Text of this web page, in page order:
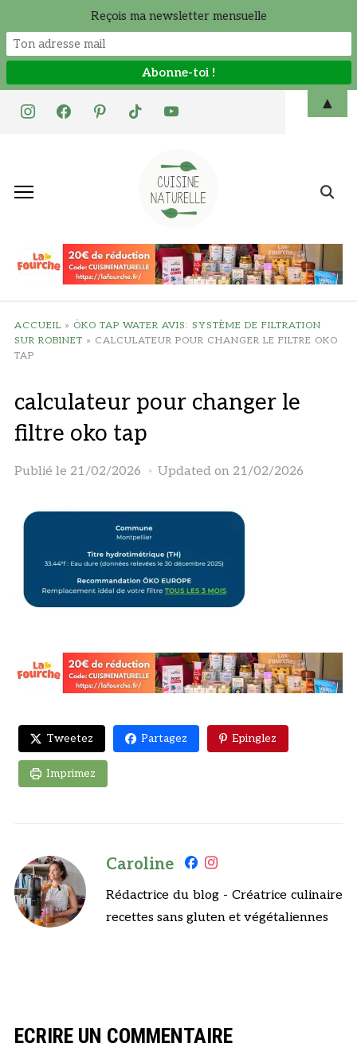
instagramfacebookpinteresttiktok youtube
Search
ACCUEIL » ÖKO TAP WATER AVIS: SYSTÈME DE FILTRATION
SUR ROBINET » CALCULATEUR POUR CHANGER LE FILTRE OKO
TAP
calculateur pour changer le
filtre oko tap
Publié le 21/02/2026 Updated on 21/02/2026
Tweetez Partagez Epinglez
Imprimez
Caroline
Rédactrice du blog - Créatrice culinaire
recettes sans gluten et végétaliennes
ECRIRE UN COMMENTAIRE
Reçois ma newsletter mensuelle
▲